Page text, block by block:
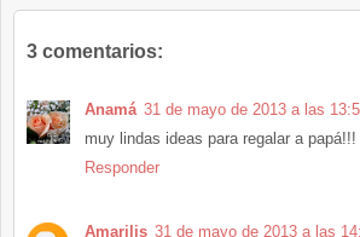
3 comentarios:
Anamá 31 de mayo de 2013 a las
muy lindas ideas para regalar a papá!!!
Responder
Amarilis 31 de mayo de 2013 a las